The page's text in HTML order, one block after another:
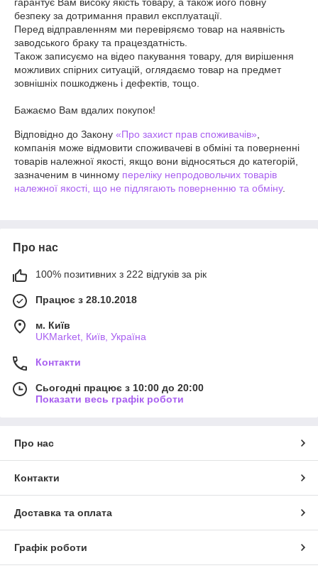
безпеку за дотримання правил експлуатації.
Перед відправленням ми перевіряємо товар на наявність
заводського браку та працездатність.
Також записуємо на відео пакування товару, для вирішення
можливих спірних ситуацій, оглядаємо товар на предмет
зовнішніх пошкоджень і дефектів, тощо.
Бажаємо Вам вдалих покупок!
Відповідно до Закону «Про захист прав споживачів»
компанія може відмовити споживачеві в обміні та поверненні
товарів належної якості, якщо вони відносяться до категорій,
зазначеним в чинному переліку непродовольчих товарів
належної якості, що не підлягають поверненню та обміну.
Про нас
100% позитивних з 222 відгуків за рік
Працює з 28.10.2018
м. Київ
UKMarket, Київ, Україна
Контакти
Сьогодні працює з 10:00 до 20:00
Показати весь графік роботи
Про нас
Контакти
Доставка та оплата
Графік роботи